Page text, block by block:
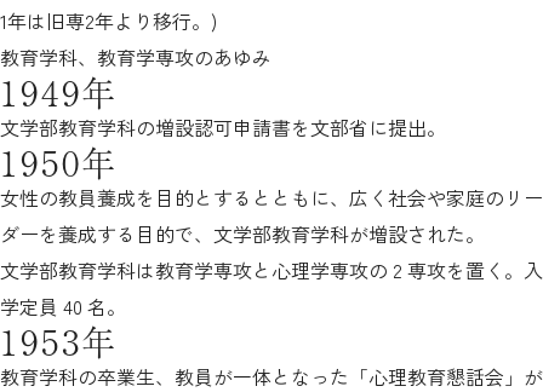
1年は旧専2年より移行。)
教育学科、教育学専攻のあゆみ
1949年
文学部教育学科の増設認可申請書を文部省に提出。
1950年
女性の教員養成を目的とするとともに、広く社会や家庭のリー
ダーを養成する目的で、文学部教育学科が増設された。
文学部教育学科は教育学専攻と心理学専攻の 2 専攻を置く。入
学定員 40 名。
1953年
教育学科の卒業生、教員が一体となった「心理教育懇話会」が